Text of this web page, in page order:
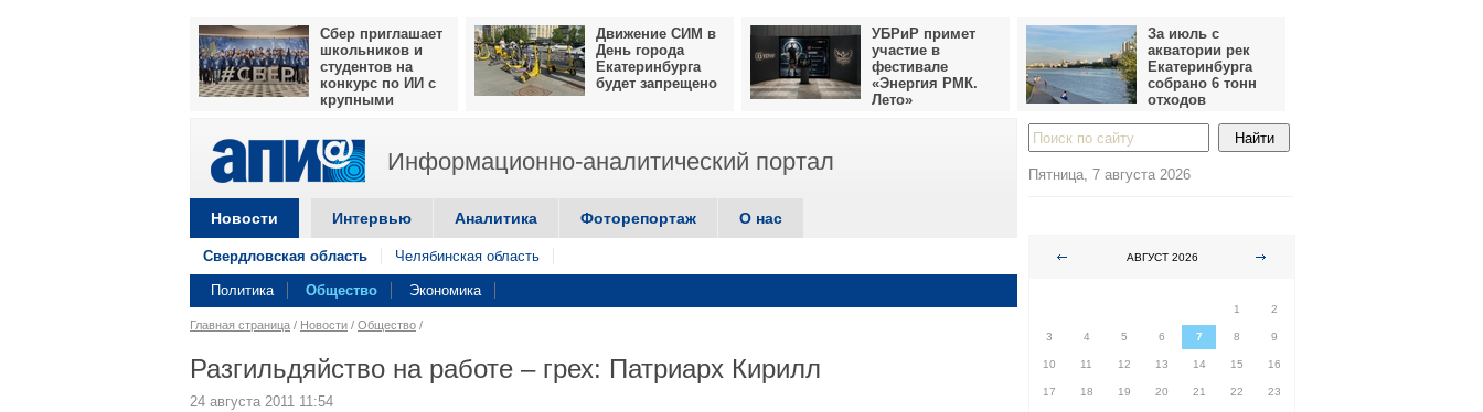
Сбер приглашает
школьников и
студентов на
конкурс по ИИ с
крупными
Движение СИМ в
День города
Екатеринбурга
будет запрещено
УБРиР примет
участие в
фестивале
«Энергия РМК.
Лето»
За июль с
акватории рек
Екатеринбурга
собрано 6 тонн
отходов
Информационно-аналитический портал
Новости Интервью Аналитика Фоторепортаж О нас
Свердловская область Челябинская область
Политика Общество Экономика
Главная страница / Новости / Общество /
Разгильдяйство на работе – грех: Патриарх Кирилл
24 августа 2011 11:54
Пятница, 7 августа 2026
АВГУСТ 2026
1
2
3 4 5 6 7 8 9
10 11 12 13 14 15 16
17 18 19 20 21 22 23